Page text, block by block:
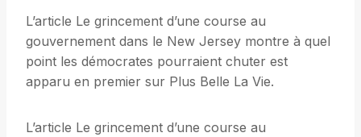
L’article Le grincement d’une course au
gouvernement dans le New Jersey montre à quel
point les démocrates pourraient chuter est
apparu en premier sur Plus Belle La Vie.
L’article Le grincement d’une course au